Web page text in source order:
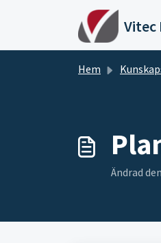
Hoppa över till
Vitec
Hem
Ändrad